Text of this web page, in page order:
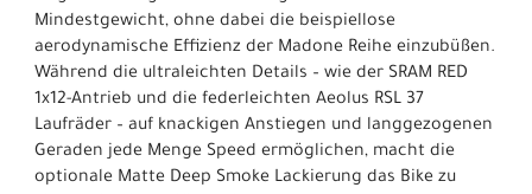
Mindestgewicht, ohne dabei die beispiellose
aerodynamische Effizienz der Madone Reihe einzubüßen.
Während die ultraleichten Details – wie der SRAM RED
1x12-Antrieb und die federleichten Aeolus RSL 37
Laufräder – auf knackigen Anstiegen und langgezogenen
Geraden jede Menge Speed ermöglichen, macht die
optionale Matte Deep Smoke Lackierung das Bike zu